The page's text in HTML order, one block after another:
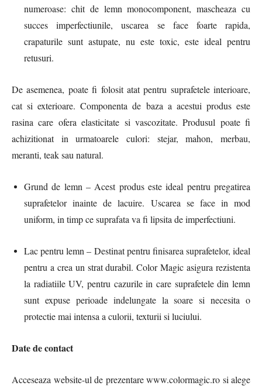
numeroase: chit de lemn monocomponent, mascheaza cu
succes imperfectiunile, uscarea se face foarte rapida,
crapaturile sunt astupate, nu este toxic, este ideal pentru
retusuri.
De asemenea, poate fi folosit atat pentru suprafetele interioare,
cat si exterioare. Componenta de baza a acestui produs este
rasina care ofera elasticitate si vascozitate. Produsul poate fi
achizitionat in urmatoarele culori: stejar, mahon, merbau,
meranti, teak sau natural.
Grund de lemn – Acest produs este ideal pentru pregatirea
suprafetelor inainte de lacuire. Uscarea se face in mod
uniform, in timp ce suprafata va fi lipsita de imperfectiuni.
Lac pentru lemn – Destinat pentru finisarea suprafetelor, ideal
pentru a crea un strat durabil. Color Magic asigura rezistenta
la radiatiile UV, pentru cazurile in care suprafetele din lemn
sunt expuse perioade indelungate la soare si necesita o
protectie mai intensa a culorii, texturii si luciului.
Date de contact
Acceseaza website-ul de prezentare www.colormagic.ro si alege